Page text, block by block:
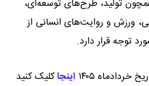
تولید، طرح‌های توسعه‌ای،
ورزش و روایت‌های انسانی از
توجه قرار دارد.
۱۴۰۵ اینجاکلیک کنید